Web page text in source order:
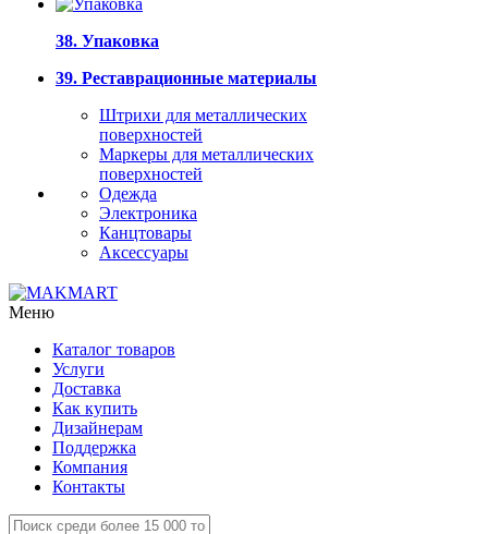
38. Упаковка
39. Реставрационные материалы
Штрихи для металлических
поверхностей
Маркеры для металлических
поверхностей
Одежда
Электроника
Канцтовары
Аксессуары
Меню
Каталог товаров
Услуги
Доставка
Как купить
Дизайнерам
Поддержка
Компания
Контакты